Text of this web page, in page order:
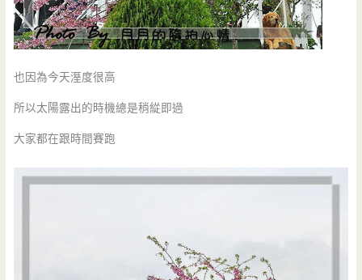
也因為今天溼度很高
所以太陽露出的時機總是稍緃即過
大家都在跟時間賽跑